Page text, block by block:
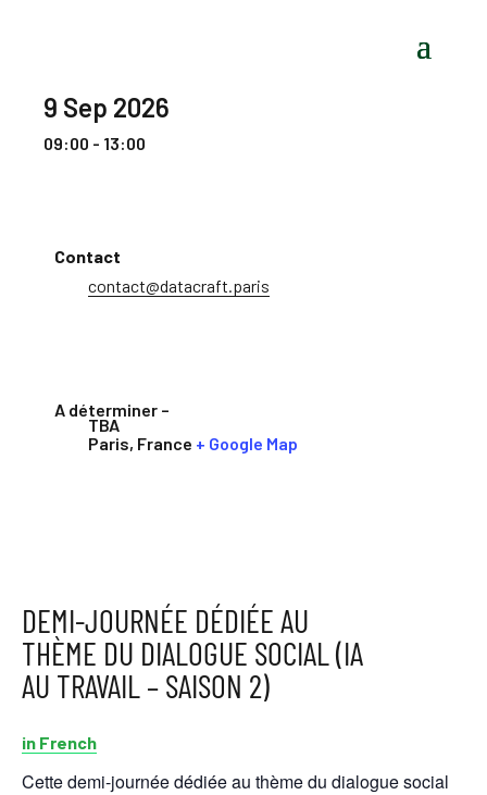
9 Sep 2026
09:00 - 13:00
A déterminer –
TBA
Paris, France + Google Map
Contact
contact@datacraft.paris
DEMI-JOURNÉE DÉDIÉE AU
THÈME DU DIALOGUE SOCIAL (IA
AU TRAVAIL – SAISON 2)
in French
Cette demi-journée dédiée au thème du dialogue social